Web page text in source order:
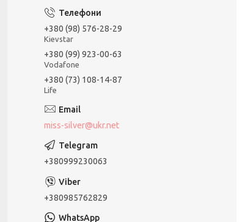
+380 (98) 576-28-29
Kievstar
+380 (99) 923-00-63
Vodafone
+380 (73) 108-14-87
Life
miss-silver@ukr.net
+380999230063
+380985762829